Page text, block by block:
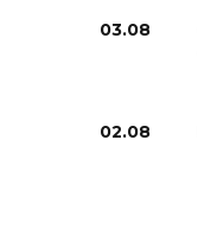
03.08
02.08